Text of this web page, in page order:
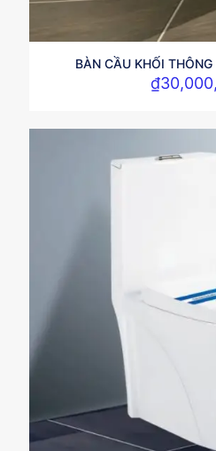
BÀN CẦU KHỐI
₫